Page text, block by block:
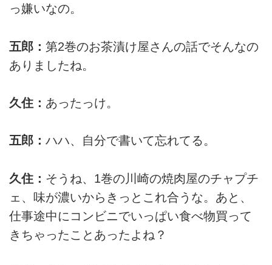
っ嫌いなの。
五郎： 第2巻のお茶漬け屋さんの話でそんなの
ありましたね。
久住： あったっけ。
五郎： ハハ、自分で書いて忘れてる。
久住： そうね、1巻の川崎の焼肉屋のチャプチ
ェ、味が濃いからきっとこれ合うな。あと、
仕事途中にコンビニでいっぱい食べ物買って
きちゃったことあったよね？